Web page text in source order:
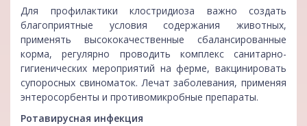
Для профилактики клостридиоза важно создать
благоприятные условия содержания животных,
применять высококачественные сбалансированные
корма, регулярно проводить комплекс санитарно-
гигиенических мероприятий на ферме, вакцинировать
супоросных свиноматок. Лечат заболевания, применяя
энтеросорбенты и противомикробные препараты.
Ротавирусная инфекция